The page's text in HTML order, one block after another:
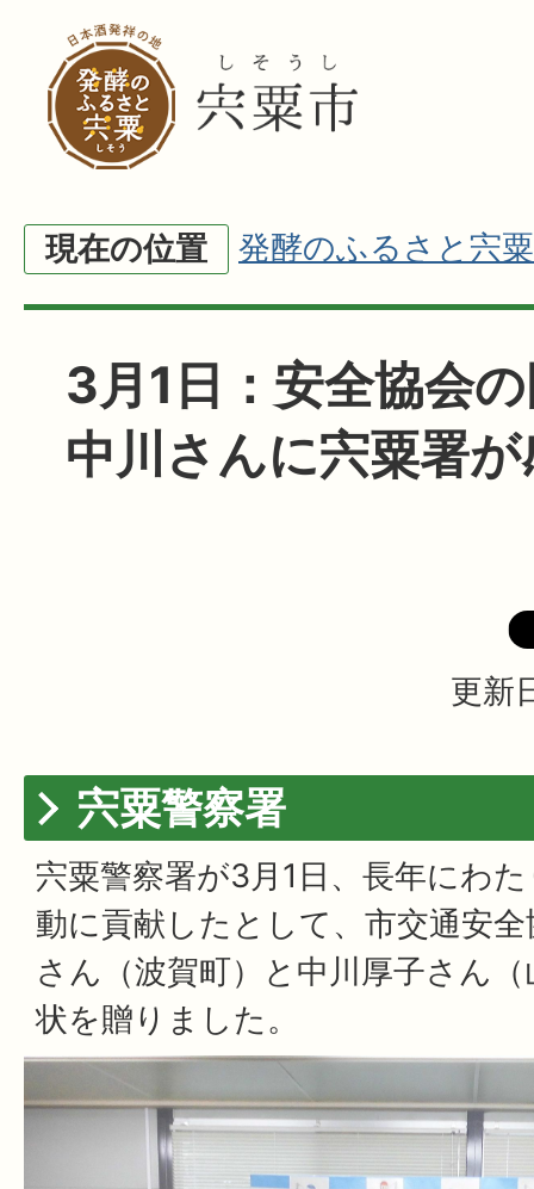
現在の位置 発酵のふるさと宍粟
3月1日：安全協会
中川さんに宍粟署
更新
宍粟警察署
宍粟警察署が3月1日、長年にわ
動に貢献したとして、市交通安
さん（波賀町）と中川厚子さん
状を贈りました。